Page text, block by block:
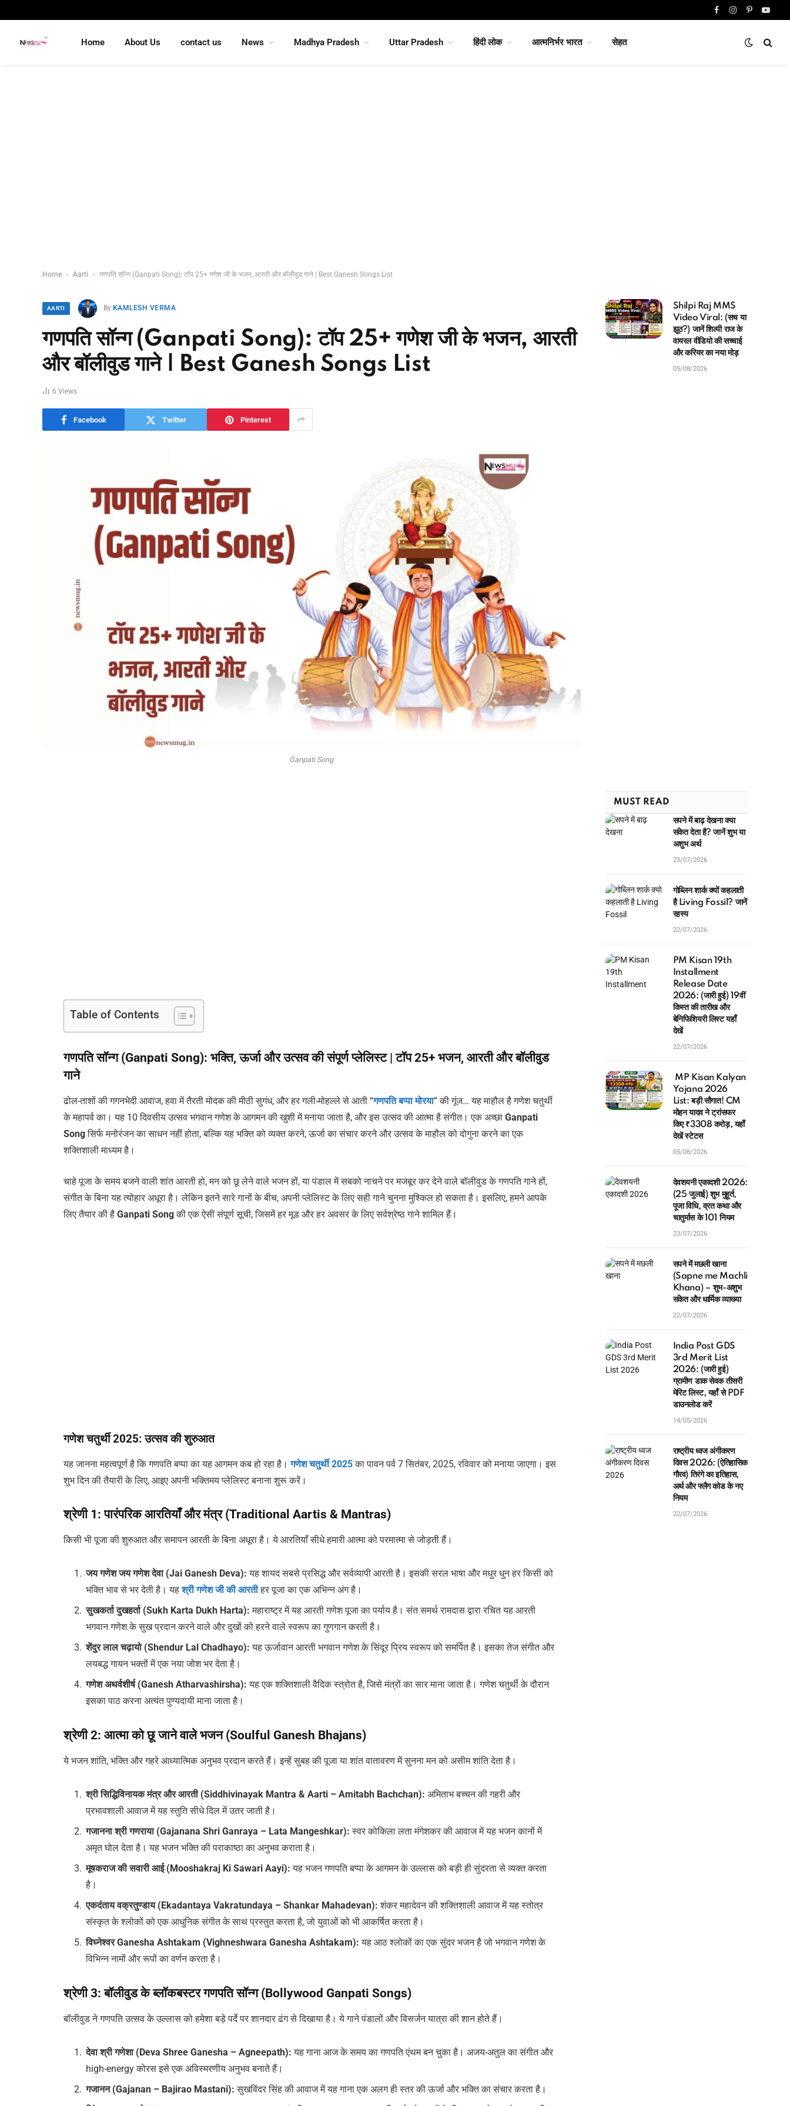
FacebookInstagram
Pinterest
Home About Us contact us News Madhya Pradesh Uttar Pradesh हिंदी लोक आत्मनिर्भर भारत सेहत
Home - Aarti - गणपति सॉन्ग (Ganpati Song): टॉप 25+ गणेश जी के भजन, आरती और बॉलीवुड गाने | Best Ganesh Songs List
AARTI By KAMLESH VERMA
गणपति सॉन्ग (Ganpati Song): टॉप 25+ गणेश जी के भजन, आरती
और बॉलीवुड गाने | Best Ganesh Songs List
6 Views
Facebook Twitter Pinterest
Ganpati Song
Table of Contents
गणपति सॉन्ग (Ganpati Song): भक्ति, ऊर्जा और उत्सव की संपूर्ण प्लेलिस्ट | टॉप 25+ भजन, आरती और बॉलीवुड
गाने
ढोल-ताशों की गगनभेदी आवाज, हवा में तैरती मोदक की मीठी सुगंध, और हर गली-मोहल्ले से आती “गणपति बप्पा मोरया” की गूंज… यह माहौल है गणेश चतुर्थी
के महापर्व का। यह 10 दिवसीय उत्सव भगवान गणेश के आगमन की खुशी में मनाया जाता है, और इस उत्सव की आत्मा है संगीत। एक अच्छाGanpati
Songसिर्फ मनोरंजन का साधन नहीं होता, बल्कि यह भक्ति को व्यक्त करने, ऊर्जा का संचार करने और उत्सव के माहौल को दोगुना करने का एक
शक्तिशाली माध्यम है।
चाहे पूजा के समय बजने वाली शांत आरती हो, मन को छू लेने वाले भजन हों, या पंडाल में सबको नाचने पर मजबूर कर देने वाले बॉलीवुड के गणपति गाने हों,
संगीत के बिना यह त्योहार अधूरा है। लेकिन इतने सारे गानों के बीच, अपनी प्लेलिस्ट के लिए सही गाने चुनना मुश्किल हो सकता है। इसलिए, हमने आपके
लिए तैयार की हैGanpati Songकी एक ऐसी संपूर्ण सूची, जिसमें हर मूड और हर अवसर के लिए सर्वश्रेष्ठ गाने शामिल हैं।
गणेश चतुर्थी 2025: उत्सव की शुरुआत
यह जानना महत्वपूर्ण है कि गणपति बप्पा का यह आगमन कब हो रहा है।गणेश चतुर्थी 2025का पावन पर्व 7 सितंबर, 2025, रविवार को मनाया जाएगा। इस
शुभ दिन की तैयारी के लिए, आइए अपनी भक्तिमय प्लेलिस्ट बनाना शुरू करें।
श्रेणी 1: पारंपरिक आरतियाँ और मंत्र (Traditional Aartis & Mantras)
किसी भी पूजा की शुरुआत और समापन आरती के बिना अधूरा है। ये आरतियाँ सीधे हमारी आत्मा को परमात्मा से जोड़ती हैं।
जय गणेश जय गणेश देवा (Jai Ganesh Deva): यह शायद सबसे प्रसिद्ध और सर्वव्यापी आरती है। इसकी सरल भाषा और मधुर धुन हर किसी को
भक्ति भाव से भर देती है। यहश्री गणेश जी की आरतीहर पूजा का एक अभिन्न अंग है।
सुखकर्ता दुखहर्ता (Sukh Karta Dukh Harta): महाराष्ट्र में यह आरती गणेश पूजा का पर्याय है। संत समर्थ रामदास द्वारा रचित यह आरती
भगवान गणेश के सुख प्रदान करने वाले और दुखों को हरने वाले स्वरूप का गुणगान करती है।
शेंदुर लाल चढ़ायो (Shendur Lal Chadhayo): यह ऊर्जावान आरती भगवान गणेश के सिंदूर प्रिय स्वरूप को समर्पित है। इसका तेज संगीत और
लयबद्ध गायन भक्तों में एक नया जोश भर देता है।
गणेश अथर्वशीर्ष (Ganesh Atharvashirsha): यह एक शक्तिशाली वैदिक स्त्रोत है, जिसे मंत्रों का सार माना जाता है। गणेश चतुर्थी के दौरान
इसका पाठ करना अत्यंत पुण्यदायी माना जाता है।
श्रेणी 2: आत्मा को छू जाने वाले भजन (Soulful Ganesh Bhajans)
ये भजन शांति, भक्ति और गहरे आध्यात्मिक अनुभव प्रदान करते हैं। इन्हें सुबह की पूजा या शांत वातावरण में सुनना मन को असीम शांति देता है।
श्री सिद्धिविनायक मंत्र और आरती (Siddhivinayak Mantra & Aarti – Amitabh Bachchan): अमिताभ बच्चन की गहरी और
प्रभावशाली आवाज में यह स्तुति सीधे दिल में उतर जाती है।
गजानना श्री गणराया (Gajanana Shri Ganraya – Lata Mangeshkar): स्वर कोकिला लता मंगेशकर की आवाज में यह भजन कानों में
अमृत घोल देता है। यह भजन भक्ति की पराकाष्ठा का अनुभव कराता है।
मूषकराज की सवारी आई (Mooshakraj Ki Sawari Aayi): यह भजन गणपति बप्पा के आगमन के उल्लास को बड़ी ही सुंदरता से व्यक्त करता
है।
एकदंताय वक्रतुण्डाय (Ekadantaya Vakratundaya – Shankar Mahadevan): शंकर महादेवन की शक्तिशाली आवाज में यह स्तोत्र
संस्कृत के श्लोकों को एक आधुनिक संगीत के साथ प्रस्तुत करता है, जो युवाओं को भी आकर्षित करता है।
विघ्नेश्वर Ganesha Ashtakam (Vighneshwara Ganesha Ashtakam): यह आठ श्लोकों का एक सुंदर भजन है जो भगवान गणेश के
विभिन्न नामों और रूपों का वर्णन करता है।
श्रेणी 3: बॉलीवुड के ब्लॉकबस्टर गणपति सॉन्ग (Bollywood Ganpati Songs)
बॉलीवुड ने गणपति उत्सव के उल्लास को हमेशा बड़े पर्दे पर शानदार ढंग से दिखाया है। ये गाने पंडालों और विसर्जन यात्रा की शान होते हैं।
देवा श्री गणेशा (Deva Shree Ganesha – Agneepath): यह गाना आज के समय का गणपति एंथम बन चुका है। अजय-अतुल का संगीत और
high-energy कोरस इसे एक अविस्मरणीय अनुभव बनाते हैं।
गजानन (Gajanan – Bajirao Mastani): सुखविंदर सिंह की आवाज में यह गाना एक अलग ही स्तर की ऊर्जा और भक्ति का संचार करता है।
Shilpi Raj MMS
Video Viral: (सच या
झूठ?) जानें शिल्पी राज के
वायरल वीडियो की सच्चाई
और करियर का नया मोड़
05/08/2026
MUST READ
सपने में बाढ़ देखना क्या
संकेत देता है? जानें शुभ या
अशुभ अर्थ
23/07/2026
गोब्लिन शार्क क्यों कहलाती
है Living Fossil? जानें
रहस्य
22/07/2026
PM Kisan 19th
Installment
Release Date
2026: (जारी हुई) 19वीं
किस्त की तारीख और
बेनिफिशियरी लिस्ट यहाँ
देखें
22/07/2026
MP Kisan Kalyan
Yojana 2026
List: बड़ी सौगात! CM
मोहन यादव ने ट्रांसफर
किए ₹3308 करोड़, यहाँ
देखें स्टेटस
05/08/2026
देवशयनी एकादशी 2026:
(25 जुलाई) शुभ मुहूर्त,
पूजा विधि, व्रत कथा और
चातुर्मास के 101 नियम
23/07/2026
सपने में मछली खाना
(Sapne me Machli
Khana) – शुभ-अशुभ
संकेत और धार्मिक व्याख्या
22/07/2026
India Post GDS
3rd Merit List
2026: (जारी हुई)
ग्रामीण डाक सेवक तीसरी
मेरिट लिस्ट, यहाँ से PDF
डाउनलोड करें
14/05/2026
राष्ट्रीय ध्वज अंगीकरण
दिवस 2026: (ऐतिहासिक
गौरव) तिरंगे का इतिहास,
अर्थ और फ्लैग कोड के नए
नियम
22/07/2026